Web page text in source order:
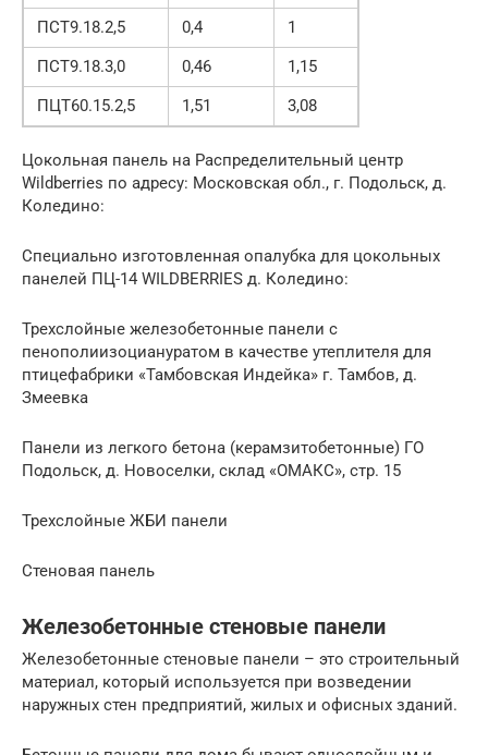
ПСТ9.18.2,5
0,4
1
ПСТ9.18.3,0
0,46
1,15
ПЦТ60.15.2,5
1,51 3,08
Цокольная панель на Распределительный центр
Wildberries по адресу: Московская обл., г. Подольск, д.
Коледино:
Специально изготовленная опалубка для цокольных
панелей ПЦ-14 WILDBERRIES д. Коледино:
Трехслойные железобетонные панели с
пенополиизоциануратом в качестве утеплителя для
птицефабрики «Тамбовская Индейка» г. Тамбов, д.
Змеевка
Панели из легкого бетона (керамзитобетонные) ГО
Подольск, д. Новоселки, склад «ОМАКС», стр. 15
Трехслойные ЖБИ панели
Стеновая панель
Железобетонные стеновые панели
Железобетонные стеновые панели – это строительный
материал, который используется при возведении
наружных стен предприятий, жилых и офисных зданий.